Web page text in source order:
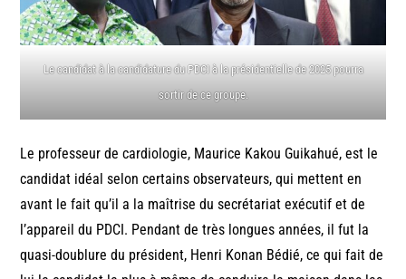
Le candidat à la candidature du PDCI à la présidentielle de 2025 pourra
sortir de ce groupe.
Le professeur de cardiologie, Maurice Kakou Guikahué, est le
candidat idéal selon certains observateurs, qui mettent en
avant le fait qu’il a la maîtrise du secrétariat exécutif et de
l’appareil du PDCI. Pendant de très longues années, il fut la
quasi-doublure du président, Henri Konan Bédié, ce qui fait de